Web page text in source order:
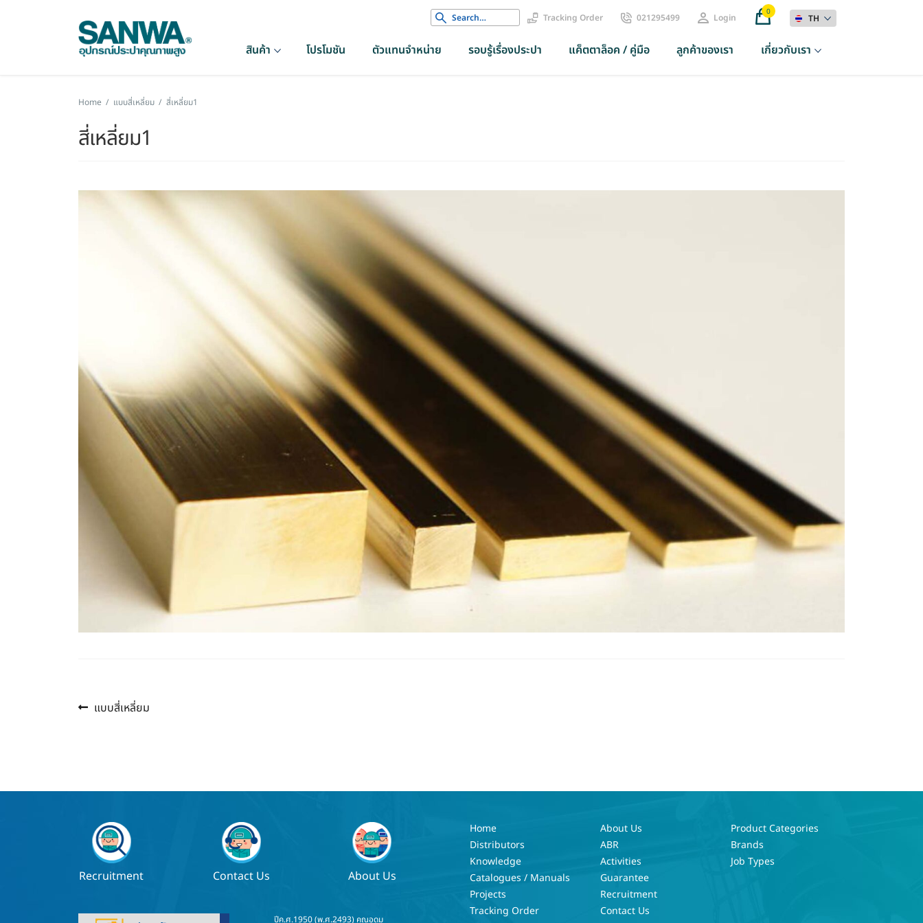
Search
for:
Tracking Order 021295499 Login 0
TH
สินค้า โปรโมชัน ตัวแทนจำหน่าย รอบรู้เรื่องประปา แค็ตตาล็อค / คู่มือ ลูกค้าของเรา เกี่ยวกับเรา
Home / แบบสี่เหลี่ยม / สี่เหลี่ยม1
สี่เหลี่ยม1
แนะแนว
Previous
แบบสี่เหลี่ยม
Recruitment Contact Us About Us
ปีค.ศ.1950 (พ.ศ.2493) คุณอุดม
Home
Distributors
Knowledge
Catalogues / Manuals
Projects
Tracking Order
About Us
ABR
Activities
Guarantee
Recruitment
Contact Us
Product Categories
Brands
Job Types